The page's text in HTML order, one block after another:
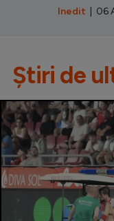
Inedit | 06
Știri de